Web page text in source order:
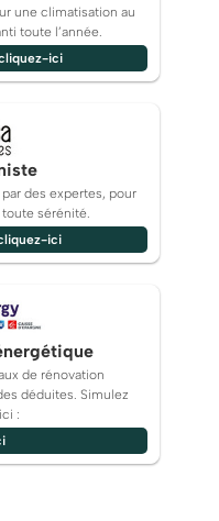
une climatisation au
toute l’année.
ici
des expertes, pour
sérénité.
ici
de rénovation
déduites. Simulez
: